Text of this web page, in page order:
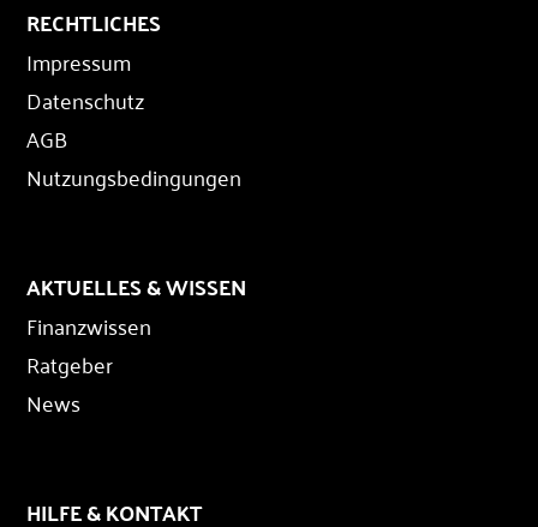
RECHTLICHES
Impressum
Datenschutz
AGB
Nutzungsbedingungen
AKTUELLES & WISSEN
Finanzwissen
Ratgeber
News
HILFE & KONTAKT